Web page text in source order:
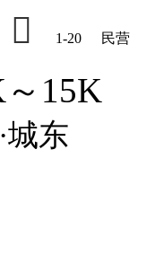
 1-20 民营
15K
·城东